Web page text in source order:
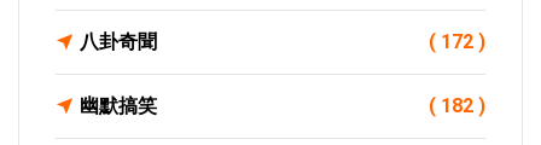
八卦奇聞 ( 172 )
幽默搞笑 ( 182 )